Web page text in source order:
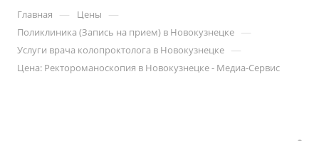
Главная — Цены —
Поликлиника (Запись на прием) в Новокузнецке —
Услуги врача колопроктолога в Новокузнецке —
Цена: Ректороманоскопия в Новокузнецке - Медиа-Сервис